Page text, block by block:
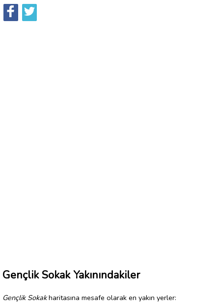
Gençlik Sokak Yakınındakiler
Gençlik Sokakharitasına mesafe olarak en yakın yerler: